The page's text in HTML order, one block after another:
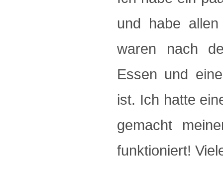
und habe
waren nach
Essen und
ist. Ich hatte
gemacht
funktioniert!